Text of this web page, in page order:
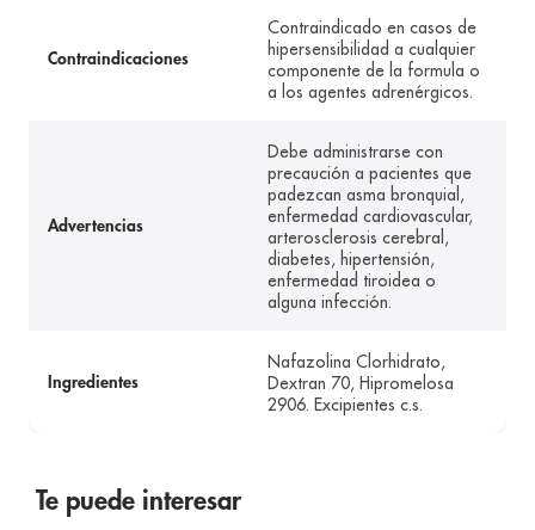
Contraindicaciones
Contraindicado en casos de
hipersensibilidad a cualquier
componente de la formula o
a los agentes adrenérgicos.
Advertencias
Debe administrarse con
precaución a pacientes que
padezcan asma bronquial,
enfermedad cardiovascular,
arterosclerosis cerebral,
diabetes, hipertensión,
enfermedad tiroidea o
alguna infección.
Ingredientes
Nafazolina Clorhidrato,
Dextran 70, Hipromelosa
2906. Excipientes c.s.
Te puede interesar